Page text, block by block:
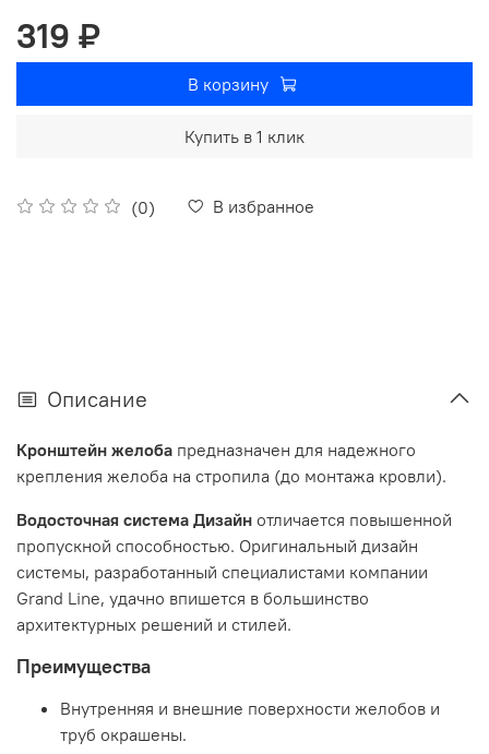
(0) В избранное
319 ₽
В корзину
Купить в 1 клик
Описание
Кронштейн желоба предназначен для надежного
крепления желоба на стропила (до монтажа кровли).
Водосточная система Дизайн отличается повышенной
пропускной способностью. Оригинальный дизайн
системы, разработанный специалистами компании
Grand Line, удачно впишется в большинство
архитектурных решений и стилей.
Преимущества
Внутренняя и внешние поверхности желобов и
труб окрашены.